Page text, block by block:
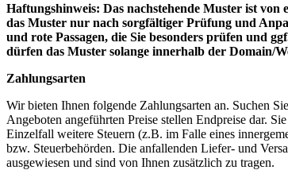
Haftungshinweis: Das nachstehende Muster ist von
das Muster nur nach sorgfältiger Prüfung und
und rote Passagen, die Sie besonders prüfen und
dürfen das Muster solange innerhalb der Domain/
Zahlungsarten
Wir bieten Ihnen folgende Zahlungsarten an. Suchen
Angeboten angeführten Preise stellen Endpreise dar.
Einzelfall weitere Steuern (z.B. im Falle eines
bzw. Steuerbehörden. Die anfallenden Liefer- und
ausgewiesen und sind von Ihnen zusätzlich zu tragen.